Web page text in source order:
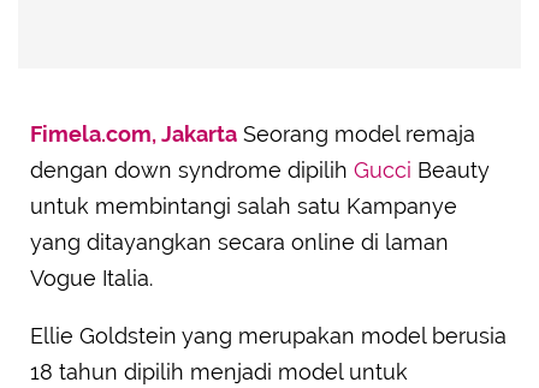
Fimela.com, Jakarta Seorang model remaja
dengan down syndrome dipilih Gucci Beauty
untuk membintangi salah satu Kampanye
yang ditayangkan secara online di laman
Vogue Italia.
Ellie Goldstein yang merupakan model berusia
18 tahun dipilih menjadi model untuk